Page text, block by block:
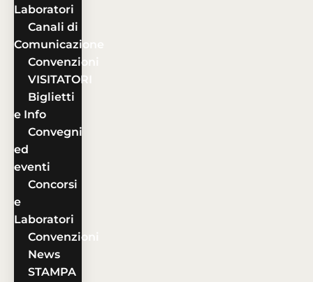
Laboratori
Canali di
Comunicazione
Convenzioni
VISITATORI
Biglietti
e Info
Convegni
ed
eventi
Concorsi
e
Laboratori
Convenzioni
News
STAMPA